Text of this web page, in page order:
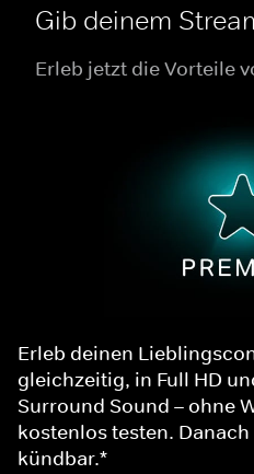
Gib deinem
Erleb jetzt die Vorteile
Erleb deinen
gleichzeitig, in Full HD
Surround Sound – ohne
kostenlos testen.
kündbar.*